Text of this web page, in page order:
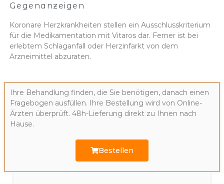
Gegenanzeigen
Koronare Herzkrankheiten stellen ein Ausschlusskriterium
für die Medikamentation mit Vitaros dar. Ferner ist bei
erlebtem Schlaganfall oder Herzinfarkt von dem
Arzneimittel abzuraten.
Ihre Behandlung finden, die Sie benötigen, danach einen
Fragebogen ausfüllen. Ihre Bestellung wird von Online-
Ärzten überprüft. 48h-Lieferung direkt zu Ihnen nach
Hause.
Bestellen